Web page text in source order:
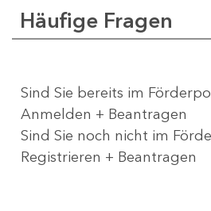
Häufige Fragen
Sind Sie bereits im
Anmelden + Beantragen
Sind Sie noch nicht im
Registrieren + Beantragen